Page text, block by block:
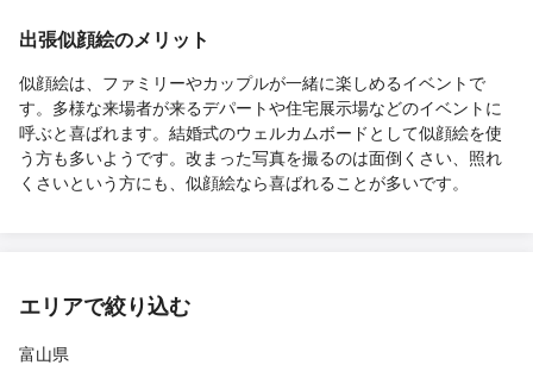
出張似顔絵のメリット
似顔絵は、ファミリーやカップルが一緒に楽しめるイベントで
す。多様な来場者が来るデパートや住宅展示場などのイベントに
呼ぶと喜ばれます。結婚式のウェルカムボードとして似顔絵を使
う方も多いようです。改まった写真を撮るのは面倒くさい、照れ
くさいという方にも、似顔絵なら喜ばれることが多いです。
エリアで絞り込む
富山県